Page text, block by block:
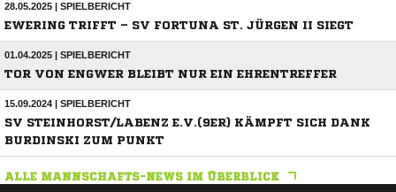
28.05.2025 | SPIELBERICHT
EWERING TRIFFT – SV FORTUNA ST. JÜRGEN II SIEGT
01.04.2025 | SPIELBERICHT
TOR VON ENGWER BLEIBT NUR EIN EHRENTREFFER
15.09.2024 | SPIELBERICHT
SV STEINHORST/LABENZ E.V.(9ER) KÄMPFT SICH DANK
BURDINSKI ZUM PUNKT
ALLE MANNSCHAFTS-NEWS IM ÜBERBLICK